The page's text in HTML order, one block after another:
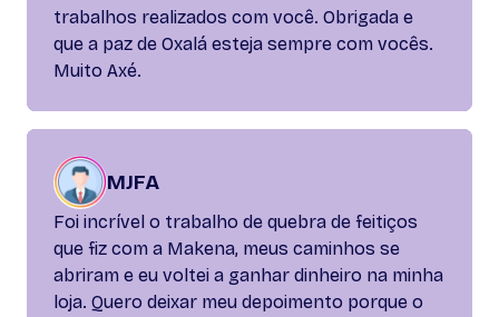
trabalhos realizados com você. Obrigada e
que a paz de Oxalá esteja sempre com vocês.
Muito Axé.
MJFA
Foi incrível o trabalho de quebra de feitiços
que fiz com a Makena, meus caminhos se
abriram e eu voltei a ganhar dinheiro na minha
loja. Quero deixar meu depoimento porque o